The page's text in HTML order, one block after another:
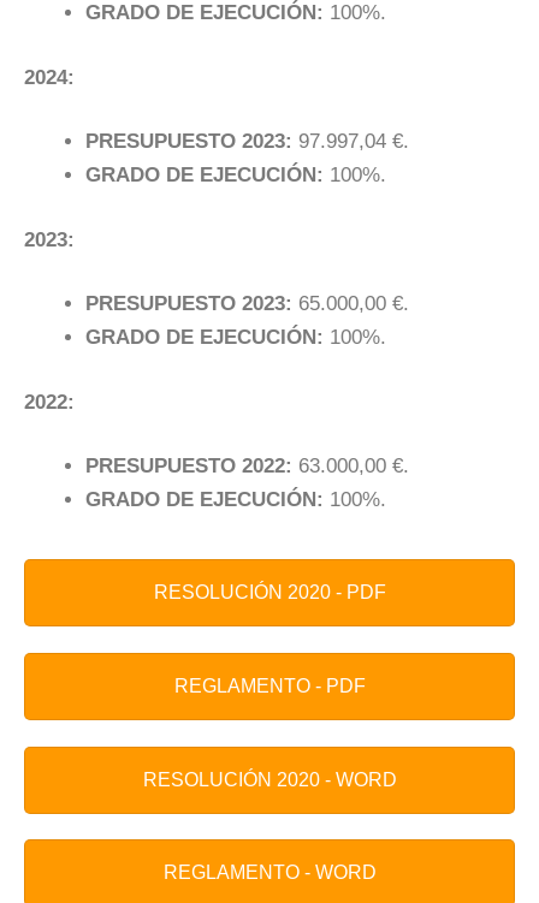
GRADO DE EJECUCIÓN: 100%.
2024:
PRESUPUESTO 2023: 97.997,04 €.
GRADO DE EJECUCIÓN: 100%.
2023:
PRESUPUESTO 2023: 65.000,00 €.
GRADO DE EJECUCIÓN: 100%.
2022:
PRESUPUESTO 2022: 63.000,00 €.
GRADO DE EJECUCIÓN: 100%.
RESOLUCIÓN 2020 - PDF
REGLAMENTO - PDF
RESOLUCIÓN 2020 - WORD
REGLAMENTO - WORD